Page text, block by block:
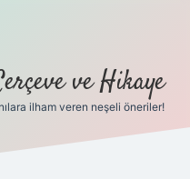
ve Hikaye
ilham veren neşeli öneriler!